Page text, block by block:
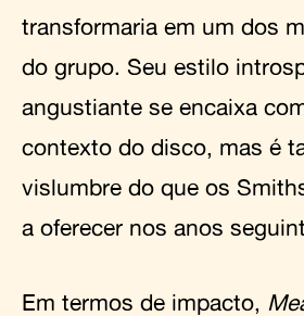
transformaria em um dos
do grupo. Seu estilo
angustiante se encaixa
contexto do disco, mas é
vislumbre do que os
a oferecer nos anos
Em termos de impacto,